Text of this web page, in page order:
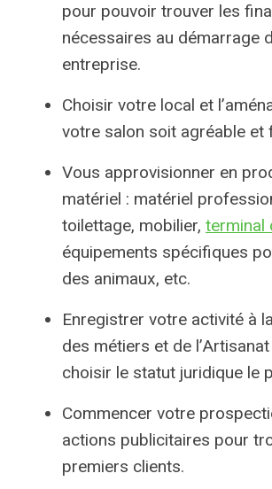
pour pouvoir trouver les
nécessaires au démarrage
entreprise.
Choisir votre local et
votre salon soit agréable et
Vous approvisionner en
matériel : matériel
toilettage, mobilier, terminal
équipements spécifiques
des animaux, etc.
Enregistrer votre activité à
des métiers et de
choisir le statut juridique le
Commencer votre
actions publicitaires pour
premiers clients.